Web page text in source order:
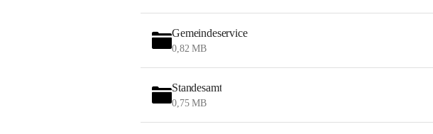
Gemeindeservice
0,82 MB
Standesamt
0,75 MB